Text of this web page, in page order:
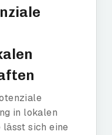
in lokalen
lässt sich eine